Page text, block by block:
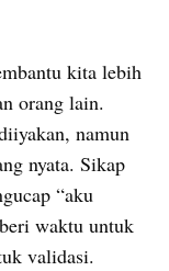
kita lebih
orang lain.
namun
nyata. Sikap
“aku
waktu untuk
validasi.